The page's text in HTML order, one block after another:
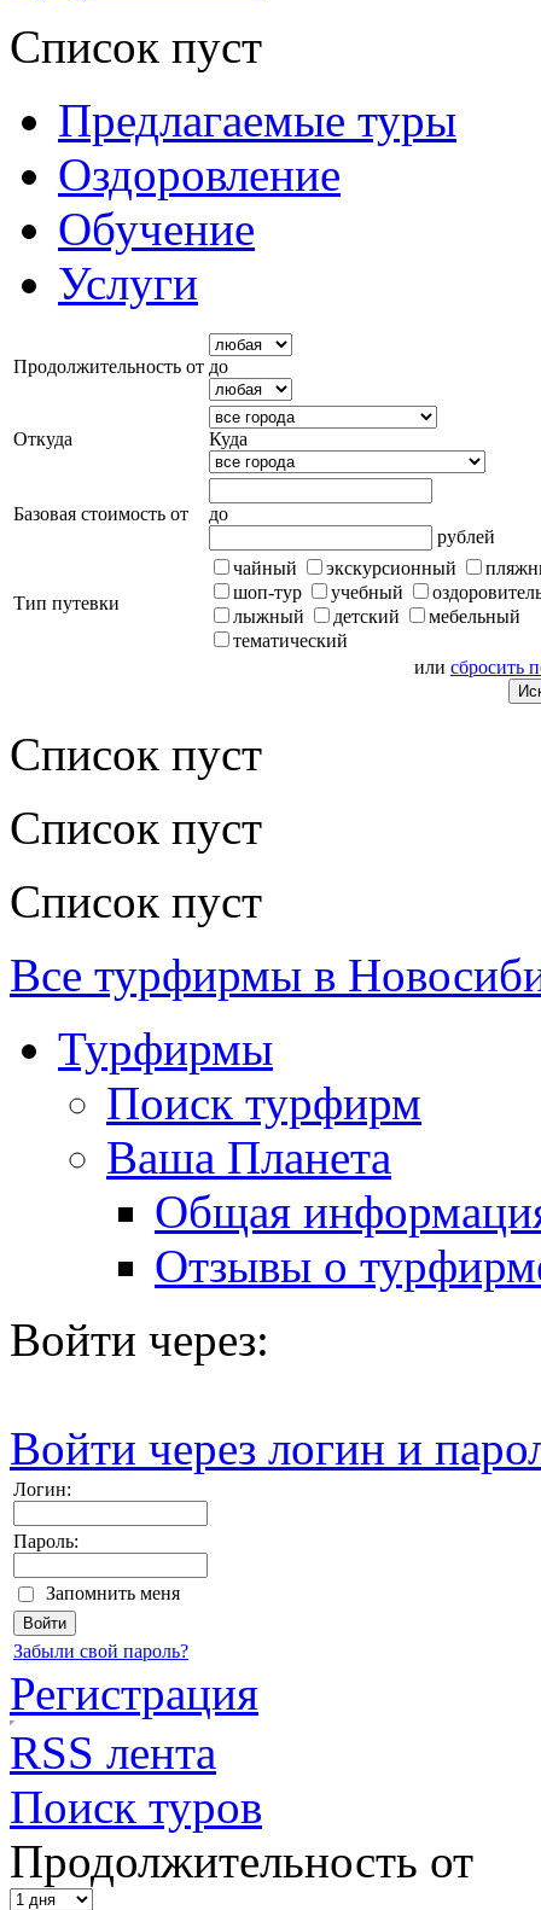
Список пуст
Предлагаемые туры
Оздоровление
Обучение
Услуги
Продолжительность от до
Откуда Куда
Базовая стоимость от
до
рублей
Тип путевки
чайный экскурсионный
шоп-тур
учебный
лыжный
детский
мебельный
тематический
или сбросить
Список пуст
Список пуст
Список пуст
Все турфирмы в
Турфирмы
Поиск турфирм
Ваша Планета
Общая
Отзывы о
Войти через:
Войти через логин и
Логин:
Пароль:
Запомнить меня
Забыли свой пароль?
Регистрация
RSS лента
Поиск туров
Продолжительность от